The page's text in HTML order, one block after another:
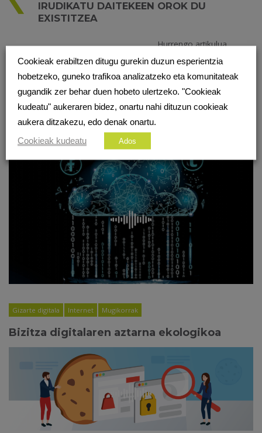
IRUDIKATU DAITEKEEN OROK DU
EXISTITZEA
Hurrengo artikulua
SAREAN 171. IRRATSAIOA.
KOLABORATZAILEEKIN BATERA,
URTE BERRIARI GOGOTSU!
BESTE PODCAST BATZUK
Gizarte digitala Internet Mugikorrak
Bizitza digitalaren aztarna ekologikoa
Cookieak erabiltzen ditugu gurekin duzun esperientzia
hobetzeko, guneko trafikoa analizatzeko eta komunitateak
gugandik zer behar duen hobeto ulertzeko. "Cookieak
kudeatu" aukeraren bidez, onartu nahi dituzun cookieak
aukera ditzakezu, edo denak onartu.
Cookieak kudeatu
Ados